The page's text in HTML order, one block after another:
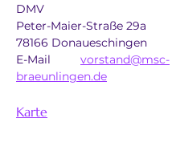
DMV
Peter-Maier-Straße 29a
78166 Donaueschingen
vorstand@msc-
braeunlingen.de
Karte